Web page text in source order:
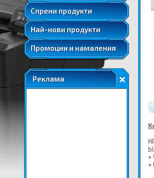
Спрени продукти
Удължени и допълнителни
Най-нови продукти
Промоции и намаления
Реклама
+
+